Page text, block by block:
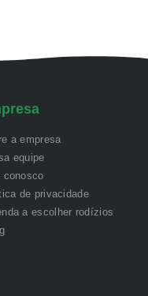
a empresa
equipe
conosco
de privacidade
a escolher rodízios